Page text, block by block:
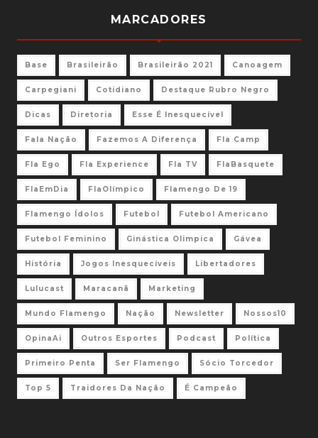
MARCADORES
Base Brasileirão Brasileirão 2021 Canoagem
Carpegiani Cotidiano Destaque Rubro Negro
Dicas Diretoria Esse É Inesquecível
Fala Nação Fazemos A Diferença Fla Camp
Fla Ego Fla Experience Fla TV FlaBasquete
FlaEmDia FlaOlímpico Flamengo De 19
Flamengo Ídolos Futebol Futebol Americano
Futebol Feminino Ginástica Olimpica Gávea
História Jogos Inesquecíveis Libertadores
Lulucast Maracanã Marketing
Mundo Flamengo Nação Newsletter Nossos10
OpinaAi Outros Esportes Podcast Política
Primeiro Penta Ser Flamengo Sócio Torcedor
Top 5 Traidores Da Nação É Campeão